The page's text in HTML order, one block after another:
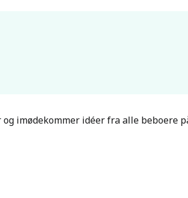
imødekommer idéer fra alle beboere